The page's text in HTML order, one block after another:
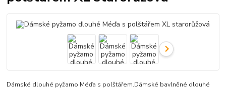
Dámské dlouhé pyžamo Méďa s polštářem.Dámské bavlněné dlouhé